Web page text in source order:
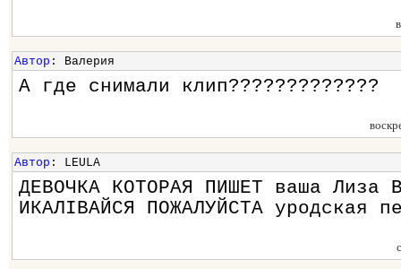
Автор : Валерия
А где снимали клип?????????????
Автор : LEULA
ДЕВОЧКА КОТОРАЯ ПИШЕТ ваша Лиза
ИКАЛІВАЙСЯ ПОЖАЛУЙСТА уродская